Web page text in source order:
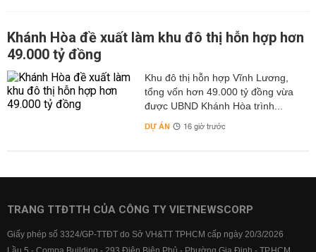
Khánh Hòa đề xuất làm khu đô thị hỗn hợp hơn
49.000 tỷ đồng
Khu đô thị hỗn hợp Vĩnh Lương,
tổng vốn hơn 49.000 tỷ đồng vừa
được UBND Khánh Hòa trình...
DỰ ÁN 16 giờ trước
TRANG TTĐTTH CỦA CÔNG TY VIETNEWSCORP
Giấy phép số 3324/GP-TTĐT do Sở VH&TT TPHCM cấp ngày 20/3/2026